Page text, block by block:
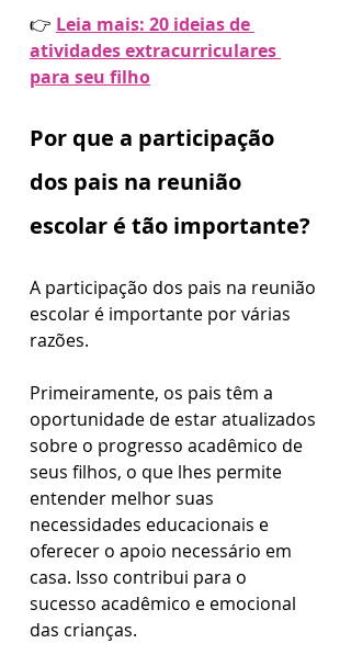
👉 Leia mais: 20 ideias de
atividades extracurriculares
para seu filho
Por que a participação
dos pais na reunião
escolar é tão importante?
A participação dos pais na reunião
escolar é importante por várias
razões.
Primeiramente, os pais têm a
oportunidade de estar atualizados
sobre o progresso acadêmico de
seus filhos, o que lhes permite
entender melhor suas
necessidades educacionais e
oferecer o apoio necessário em
casa. Isso contribui para o
sucesso acadêmico e emocional
das crianças.